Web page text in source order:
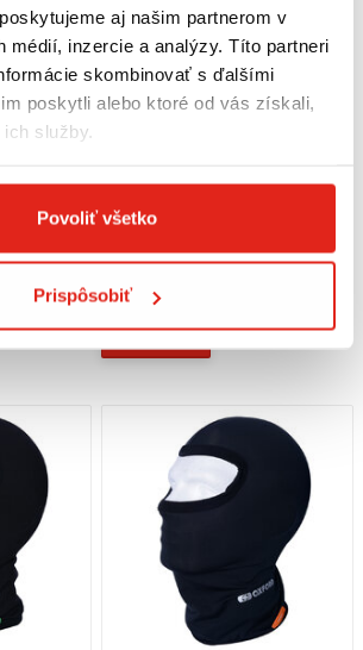
aj našim partnerom v
médií, inzercie a analýzy. Títo partneri
skombinovať s ďalšími
poskytli alebo ktoré od vás získali,
služby.
Povoliť všetko
Prispôsobiť
MERINO
10,95 € s DPH
OXFORD KUKLA DELUXE MICRO
Na 5 predajniach
Kúpiť